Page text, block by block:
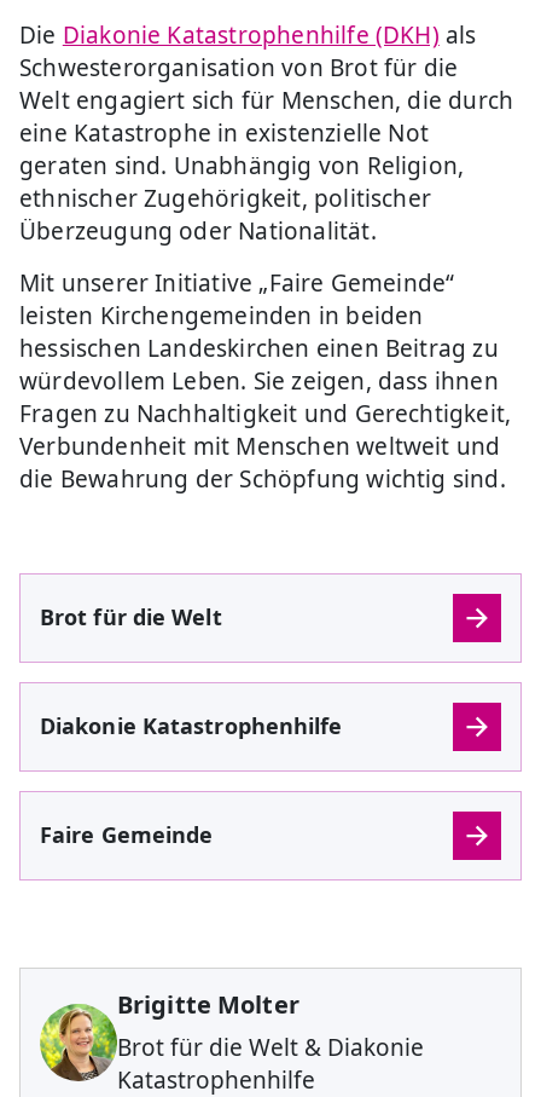
Die Diakonie Katastrophenhilfe (DKH) als
Schwesterorganisation von Brot für die
Welt engagiert sich für Menschen, die durch
eine Katastrophe in existenzielle Not
geraten sind. Unabhängig von Religion,
ethnischer Zugehörigkeit, politischer
Überzeugung oder Nationalität.
Mit unserer Initiative „Faire Gemeinde“
leisten Kirchengemeinden in beiden
hessischen Landeskirchen einen Beitrag zu
würdevollem Leben. Sie zeigen, dass ihnen
Fragen zu Nachhaltigkeit und Gerechtigkeit,
Verbundenheit mit Menschen weltweit und
die Bewahrung der Schöpfung wichtig sind.
Brot für die Welt
Diakonie Katastrophenhilfe
Faire Gemeinde
Brigitte Molter
Brot für die Welt & Diakonie
Katastrophenhilfe